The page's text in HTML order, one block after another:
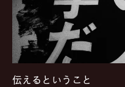
伝えるということ